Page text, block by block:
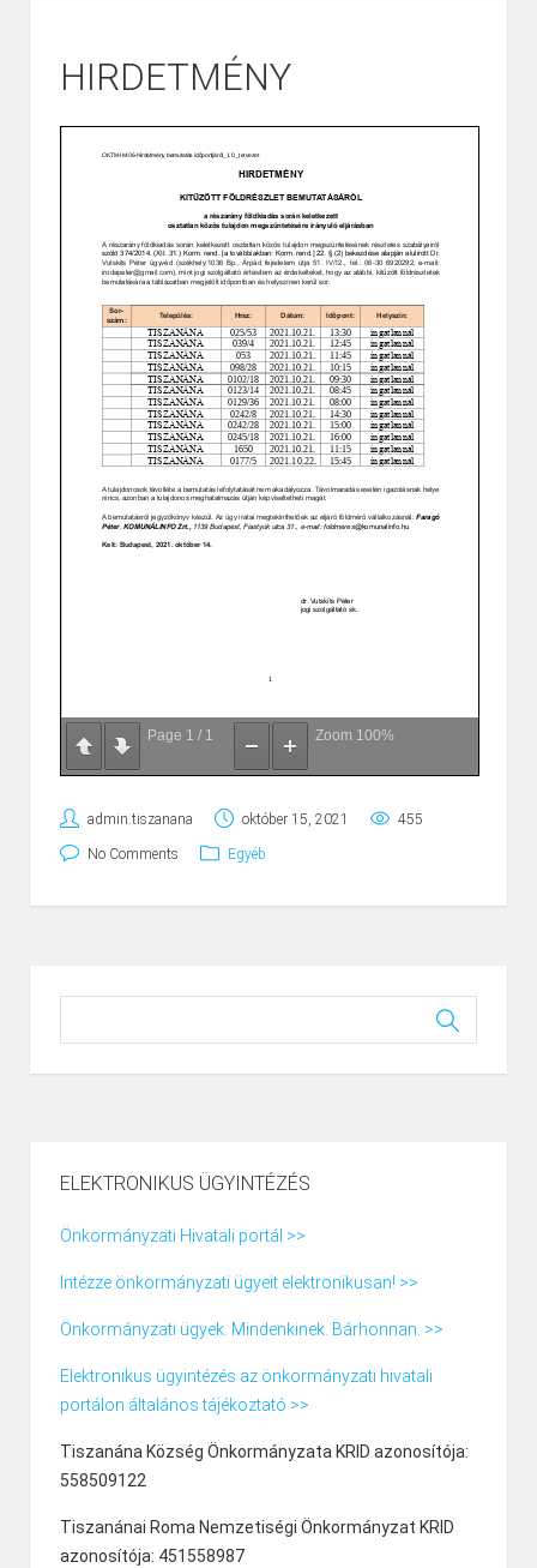
HIRDETMÉNY
Page 1 / 1 Zoom 100%
admin.tiszanana október 15, 2021 455
No Comments Egyéb
ELEKTRONIKUS ÜGYINTÉZÉS
Önkormányzati Hivatali portál >>
Intézze önkormányzati ügyeit elektronikusan! >>
Önkormányzati ügyek. Mindenkinek. Bárhonnan. >>
Elektronikus ügyintézés az önkormányzati hivatali
portálon általános tájékoztató >>
Tiszanána Község Önkormányzata KRID azonosítója:
558509122
Tiszanánai Roma Nemzetiségi Önkormányzat KRID
azonosítója: 451558987